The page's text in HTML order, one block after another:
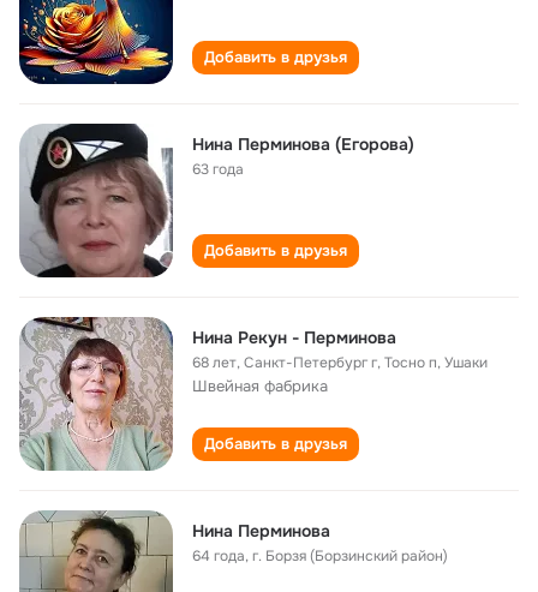
Добавить в друзья
Нина Перминова (Егорова)
63 года
Добавить в друзья
Нина Рекун - Перминова
68 лет,Санкт-Петербург г, Тосно п, Ушаки
Швейная фабрика
Добавить в друзья
Нина Перминова
64 года,г. Борзя (Борзинский район)